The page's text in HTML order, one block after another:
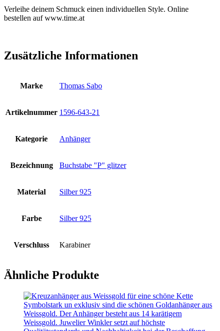
Verleihe deinem Schmuck einen individuellen Style. Online
bestellen auf www.time.at
Zusätzliche Informationen
Marke Thomas Sabo
Artikelnummer 1596-643-21
Kategorie Anhänger
Bezeichnung Buchstabe "P" glitzer
Material Silber 925
Farbe Silber 925
Verschluss Karabiner
Ähnliche Produkte